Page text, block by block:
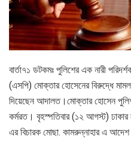
বার্তা৭১ ডটকমঃ পুলিশের এক নারী
(এসপি) মোক্তার হোসেনের বিরুদ্ধে
দিয়েছেন আদালত।মোক্তার হোসেন
কর্মরত। বৃহস্পতিবার (১২ আগস্ট) ঢাকার
এর বিচারক মোছা. কামরুন্নাহার এ